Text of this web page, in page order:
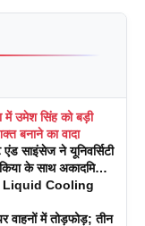
में उमेश सिंह को बड़ी
बनाने का वादा
साइंसेज ने यूनिवर्सिटी
के साथ अकादमिक
कार्यशाला का
Liquid Cooling
वाहनों में तोड़फोड़; तीन